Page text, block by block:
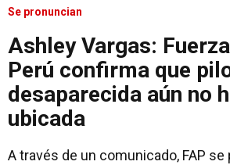
Se pronuncian
Ashley Vargas:
Perú confirma que
desaparecida aún no
ubicada
A través de un comunicado, FAP